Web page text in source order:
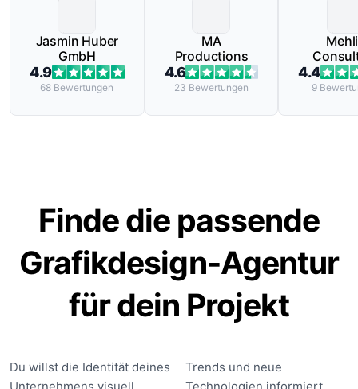
Jasmin Huber
GmbH
4.9
68 Bewertungen
MA
Productions
4.6
23 Bewertungen
4.4
9
Finde die passende
Grafikdesign-Agentur
für dein Projekt
Du willst die Identität deines
Trends und neue